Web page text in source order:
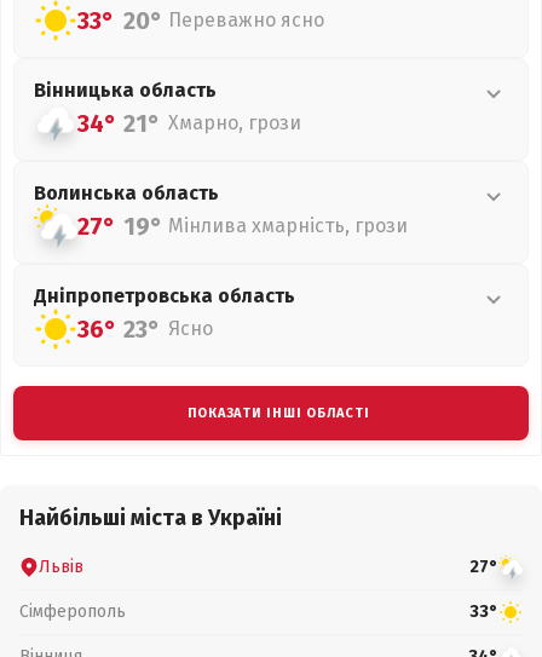
33° 20° Переважно ясно
Вінницька область
34° 21° Хмарно, грози
Волинська область
27° 19° Мінлива хмарність, грози
Дніпропетровська область
36° 23° Ясно
ПОКАЗАТИ ІНШІ ОБЛАСТІ
Найбільші міста в Україні
Львів 27°
Сімферополь 33°